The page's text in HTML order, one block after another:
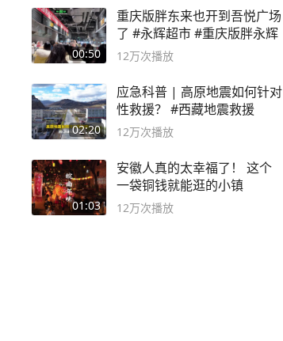
00:50
重庆版胖东来也开到吾悦广场
了 #永辉超市 #重庆版胖永辉
12万次播放
02:20
应急科普 | 高原地震如何针对
性救援？ #西藏地震救援
12万次播放
01:03
安徽人真的太幸福了！ 这个
一袋铜钱就能逛的小镇
12万次播放